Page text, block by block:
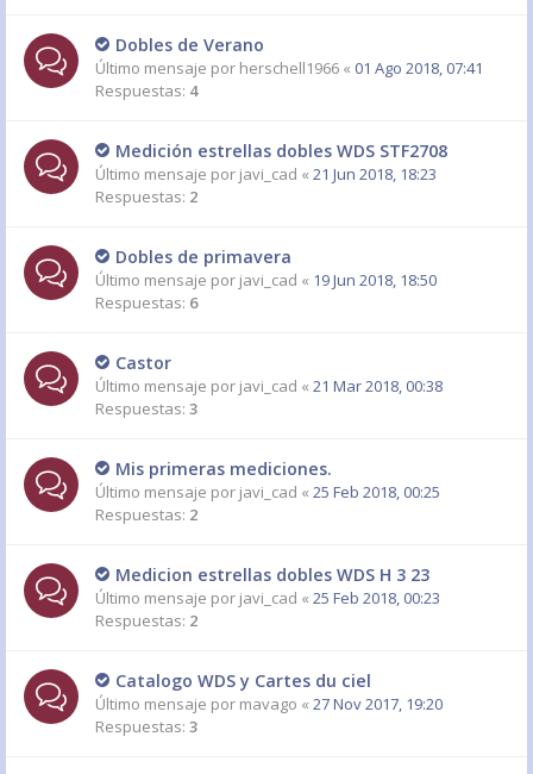
Dobles de Verano
Último mensaje por herschell1966 « 01 Ago 2018, 07:41
Respuestas: 4
Medición estrellas dobles WDS STF2708
Último mensaje por javi_cad « 21 Jun 2018, 18:23
Respuestas: 2
Dobles de primavera
Último mensaje por javi_cad « 19 Jun 2018, 18:50
Respuestas: 6
Castor
Último mensaje por javi_cad « 21 Mar 2018, 00:38
Respuestas: 3
Mis primeras mediciones.
Último mensaje por javi_cad « 25 Feb 2018, 00:25
Respuestas: 2
Medicion estrellas dobles WDS H 3 23
Último mensaje por javi_cad « 25 Feb 2018, 00:23
Respuestas: 2
Catalogo WDS y Cartes du ciel
Último mensaje por mavago « 27 Nov 2017, 19:20
Respuestas: 3